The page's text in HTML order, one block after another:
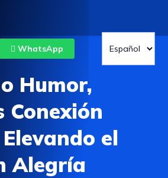
WhatsApp
Humor,
Conexión
el
Alegría